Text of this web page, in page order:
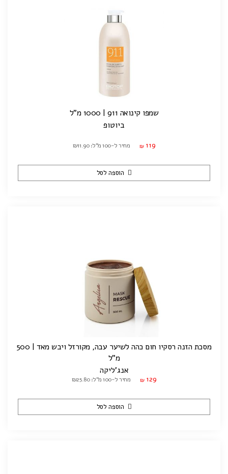
שמפו קינואה 911 | 1000 מ"ל
ביוטופ
₪ 119 מחיר ל-100 מ"ל: ₪11.90
הוספה לסל
מסכת הזנה רסקיו חום כהה לשיער עבה, מקורזל ויבש מאד | 500
מ"ל
אנג'ליקה
₪ 129 מחיר ל-100 מ"ל: ₪25.80
הוספה לסל